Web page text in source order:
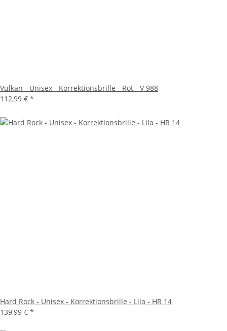
Vulkan - Unisex - Korrektionsbrille - Rot - V 988
112,99 € *
Hard Rock - Unisex - Korrektionsbrille - Lila - HR 14
139,99 € *